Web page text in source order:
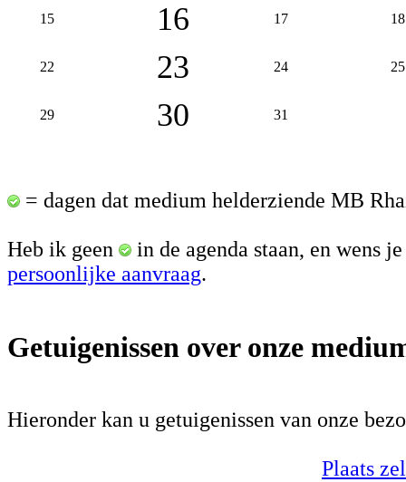
15 16 17 18
22 23 24 25
29 30 31
= dagen dat medium helderziende MB
Heb ik geen
in de agenda staan, en wens
persoonlijke aanvraag.
Getuigenissen over onze
Hieronder kan u getuigenissen van onze
Plaats